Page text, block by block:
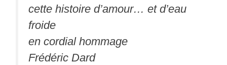
cette histoire d’amour… et d’eau
froide
en cordial hommage
Frédéric Dard